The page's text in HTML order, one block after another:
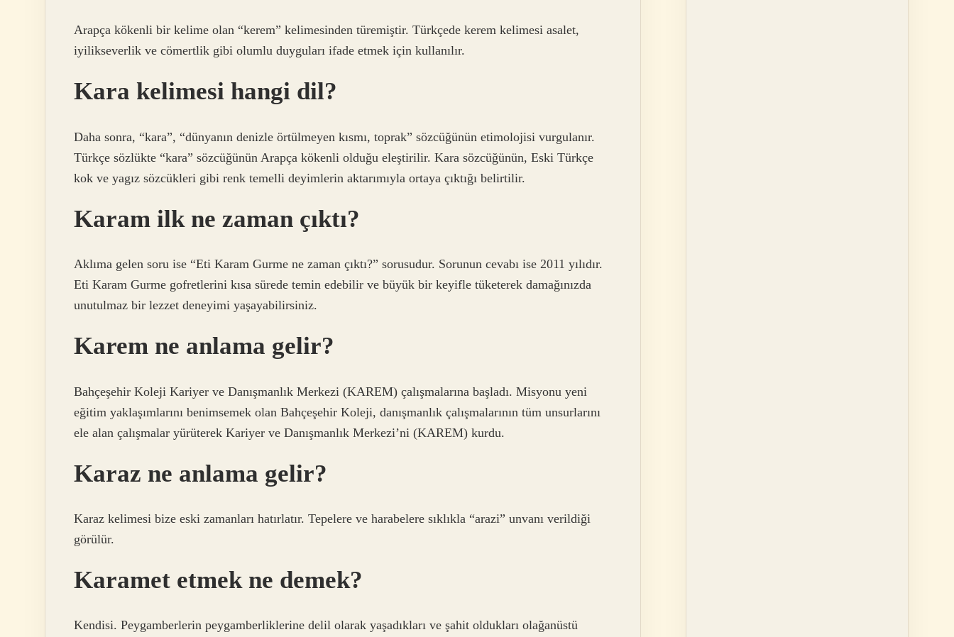
Arapça kökenli bir kelime olan “kerem” kelimesinden türemiştir. Türkçede kerem kelimesi asalet,
iyilikseverlik ve cömertlik gibi olumlu duyguları ifade etmek için kullanılır.
Kara kelimesi hangi dil?
Daha sonra, “kara”, “dünyanın denizle örtülmeyen kısmı, toprak” sözcüğünün etimolojisi vurgulanır.
Türkçe sözlükte “kara” sözcüğünün Arapça kökenli olduğu eleştirilir. Kara sözcüğünün, Eski Türkçe
kok ve yagız sözcükleri gibi renk temelli deyimlerin aktarımıyla ortaya çıktığı belirtilir.
Karam ilk ne zaman çıktı?
Aklıma gelen soru ise “Eti Karam Gurme ne zaman çıktı?” sorusudur. Sorunun cevabı ise 2011 yılıdır.
Eti Karam Gurme gofretlerini kısa sürede temin edebilir ve büyük bir keyifle tüketerek damağınızda
unutulmaz bir lezzet deneyimi yaşayabilirsiniz.
Karem ne anlama gelir?
Bahçeşehir Koleji Kariyer ve Danışmanlık Merkezi (KAREM) çalışmalarına başladı. Misyonu yeni
eğitim yaklaşımlarını benimsemek olan Bahçeşehir Koleji, danışmanlık çalışmalarının tüm unsurlarını
ele alan çalışmalar yürüterek Kariyer ve Danışmanlık Merkezi’ni (KAREM) kurdu.
Karaz ne anlama gelir?
Karaz kelimesi bize eski zamanları hatırlatır. Tepelere ve harabelere sıklıkla “arazi” unvanı verildiği
görülür.
Karamet etmek ne demek?
Kendisi. Peygamberlerin peygamberliklerine delil olarak yaşadıkları ve şahit oldukları olağanüstü